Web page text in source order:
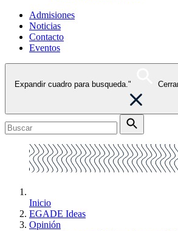
Admisiones
Noticias
Contacto
Eventos
Expandir cuadro para busqueda."
Inicio
EGADE Ideas
Opinión